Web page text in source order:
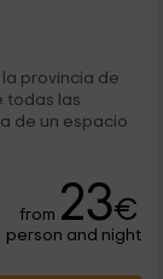
provincia de
todas las
de un espacio
from 23€
person and night